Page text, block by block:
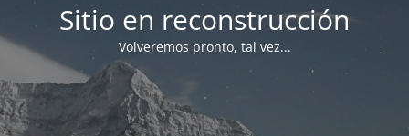
Sitio en reconstrucción
Volveremos pronto, tal vez...